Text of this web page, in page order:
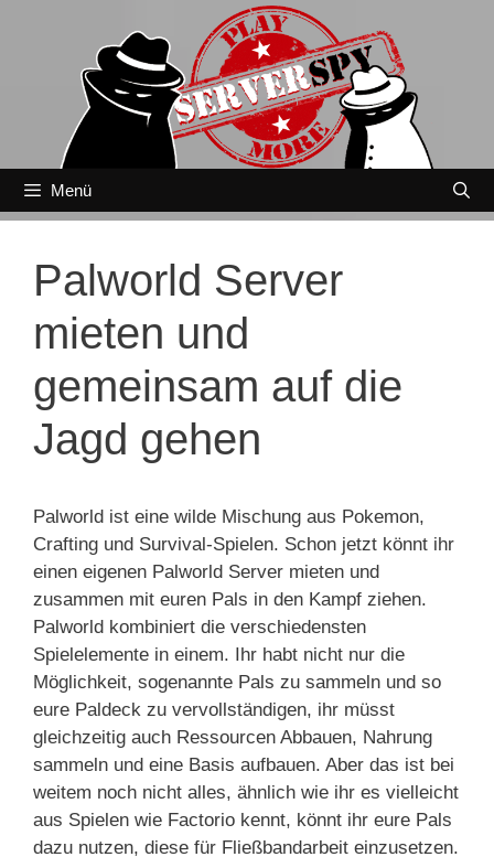
Menü
Palworld Server
mieten und
gemeinsam auf die
Jagd gehen
Palworld ist eine wilde Mischung aus Pokemon,
Crafting und Survival-Spielen. Schon jetzt könnt ihr
einen eigenen Palworld Server mieten und
zusammen mit euren Pals in den Kampf ziehen.
Palworld kombiniert die verschiedensten
Spielelemente in einem. Ihr habt nicht nur die
Möglichkeit, sogenannte Pals zu sammeln und so
eure Paldeck zu vervollständigen, ihr müsst
gleichzeitig auch Ressourcen Abbauen, Nahrung
sammeln und eine Basis aufbauen. Aber das ist bei
weitem noch nicht alles, ähnlich wie ihr es vielleicht
aus Spielen wie Factorio kennt, könnt ihr eure Pals
dazu nutzen, diese für Fließbandarbeit einzusetzen.